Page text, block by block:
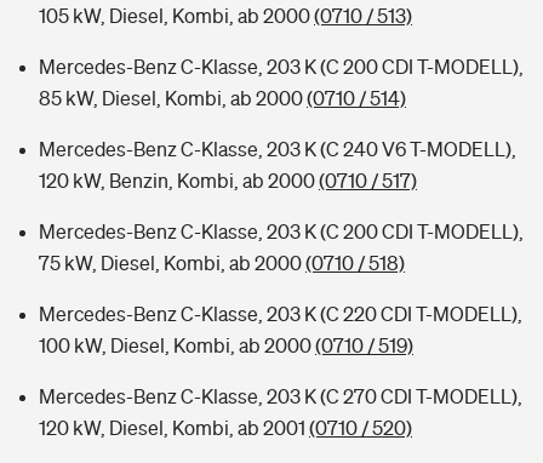
105 kW, Diesel, Kombi, ab 2000(0710 / 513)
Mercedes-Benz C-Klasse, 203 K (C 200 CDI T-MODELL),
85 kW, Diesel, Kombi, ab 2000(0710 / 514)
Mercedes-Benz C-Klasse, 203 K (C 240 V6 T-MODELL),
120 kW, Benzin, Kombi, ab 2000(0710 / 517)
Mercedes-Benz C-Klasse, 203 K (C 200 CDI T-MODELL),
75 kW, Diesel, Kombi, ab 2000(0710 / 518)
Mercedes-Benz C-Klasse, 203 K (C 220 CDI T-MODELL),
100 kW, Diesel, Kombi, ab 2000(0710 / 519)
Mercedes-Benz C-Klasse, 203 K (C 270 CDI T-MODELL),
120 kW, Diesel, Kombi, ab 2001 (0710 / 520)